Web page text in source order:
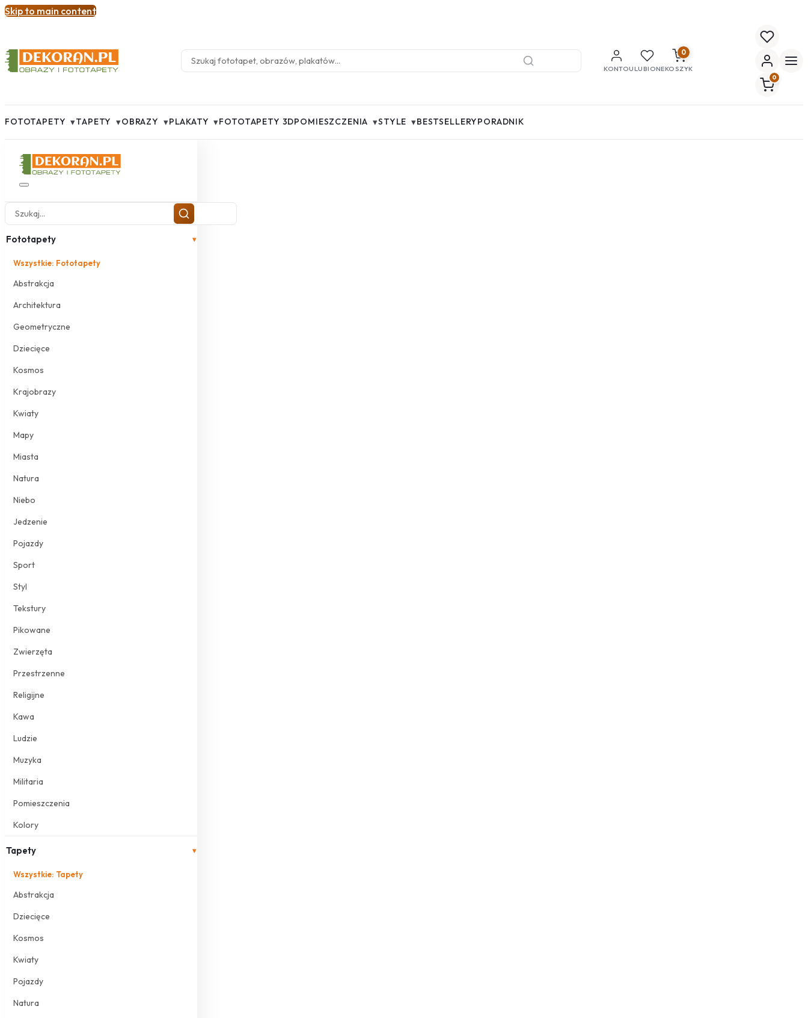
Skip to main content
KONTOULUBIONE
0
KOSZYK
0
FOTOTAPETY ▾TAPETY ▾OBRAZY ▾PLAKATY ▾FOTOTAPETY 3DPOMIESZCZENIA ▾STYLE ▾BESTSELLERYPORADNIK
Fototapety ▾
Wszystkie: Fototapety
Abstrakcja
Architektura
Geometryczne
Dziecięce
Kosmos
Krajobrazy
Kwiaty
Mapy
Miasta
Natura
Niebo
Jedzenie
Pojazdy
Sport
Styl
Tekstury
Pikowane
Zwierzęta
Przestrzenne
Religijne
Kawa
Ludzie
Muzyka
Militaria
Pomieszczenia
Kolory
Tapety ▾
Wszystkie: Tapety
Abstrakcja
Dziecięce
Kosmos
Kwiaty
Pojazdy
Natura